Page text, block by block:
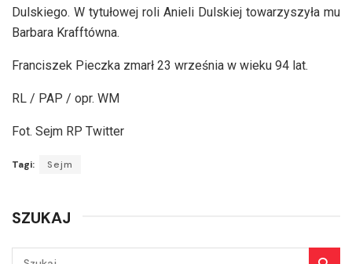
Dulskiego. W tytułowej roli Anieli Dulskiej towarzyszyła mu
Barbara Krafftówna.
Franciszek Pieczka zmarł 23 września w wieku 94 lat.
RL / PAP / opr. WM
Fot. Sejm RP Twitter
Tagi: Sejm
SZUKAJ